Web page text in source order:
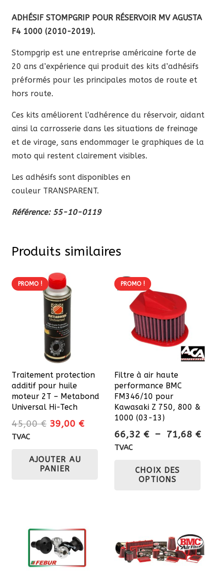
F4
1000
ADHÉSIF STOMPGRIP POUR RÉSERVOIR MV AGUSTA
F4 1000 (2010-2019).
Stompgrip est une entreprise américaine forte de
20 ans d’expérience qui produit des kits d’adhésifs
préformés pour les principales motos de route et
hors route.
Ces kits améliorent l’adhérence du réservoir, aidant
ainsi la carrosserie dans les situations de freinage
et de virage, sans endommager le graphiques de la
moto qui restent clairement visibles.
Les adhésifs sont disponibles en
couleur TRANSPARENT.
Référence: 55-10-0119
Produits similaires
PROMO !
Traitement protection
additif pour huile
moteur 2T – Metabond
Universal Hi-Tech
45,00€ Le
était :
45,00 €.
39,00 €Le
TVAC
AJOUTER AU
PANIER
PROMO !
Filtre à air haute
performance BMC
FM346/10 pour
Kawasaki Z 750, 800 &
1000 (03-13)
66,32 € – 71,68 €
TVAC
CHOIX DES
OPTIONS